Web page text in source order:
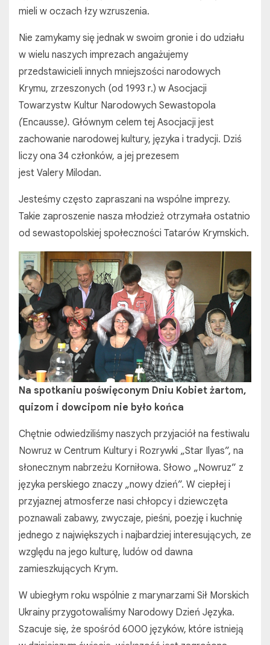
mieli w oczach łzy wzruszenia.
Nie zamykamy się jednak w swoim gronie i do udziału
w wielu naszych imprezach angażujemy
przedstawicieli innych mniejszości narodowych
Krymu, zrzeszonych (od 1993 r.) w Asocjacji
Towarzystw Kultur Narodowych Sewastopola
(Encausse). Głównym celem tej Asocjacji jest
zachowanie narodowej kultury, języka i tradycji. Dziś
liczy ona 34 członków, a jej prezesem
jest Valery Milodan.
Jesteśmy często zapraszani na wspólne imprezy.
Takie zaproszenie nasza młodzież otrzymała ostatnio
od sewastopolskiej społeczności Tatarów Krymskich.
Na spotkaniu poświęconym Dniu Kobiet żartom,
quizom i dowcipom nie było końca
Chętnie odwiedziliśmy naszych przyjaciół na festiwalu
Nowruz w Centrum Kultury i Rozrywki „Star Ilyas”, na
słonecznym nabrzeżu Korniłowa. Słowo „Nowruz” z
języka perskiego znaczy „nowy dzień”. W ciepłej i
przyjaznej atmosferze nasi chłopcy i dziewczęta
poznawali zabawy, zwyczaje, pieśni, poezję i kuchnię
jednego z największych i najbardziej interesujących, ze
względu na jego kulturę, ludów od dawna
zamieszkujących Krym.
W ubiegłym roku wspólnie z marynarzami Sił Morskich
Ukrainy przygotowaliśmy Narodowy Dzień Języka.
Szacuje się, że spośród 6000 języków, które istnieją